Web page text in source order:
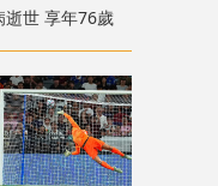
逝世 享年76歲